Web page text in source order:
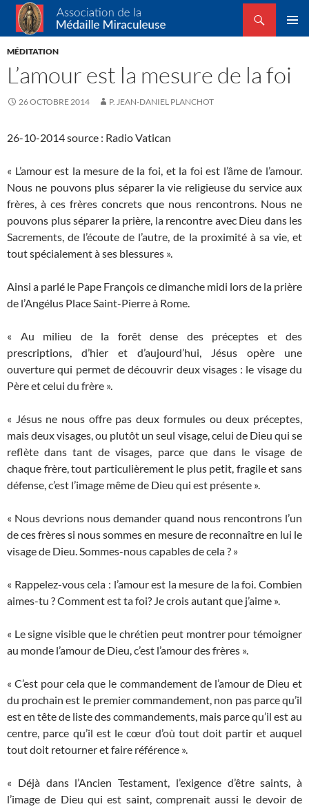
Association de la Médaille Miraculeuse
Recherche
ALLER
AU
MÉDITATION
L’amour est la mesure de la foi
26 OCTOBRE 2014 P. JEAN-DANIEL PLANCHOT
26-10-2014 source : Radio Vatican
« L’amour est la mesure de la foi, et la foi est l’âme de l’amour.
Nous ne pouvons plus séparer la vie religieuse du service aux
frères, à ces frères concrets que nous rencontrons. Nous ne
pouvons plus séparer la prière, la rencontre avec Dieu dans les
Sacrements, de l’écoute de l’autre, de la proximité à sa vie, et
tout spécialement à ses blessures ».
Ainsi a parlé le Pape François ce dimanche midi lors de la prière
de l’Angélus Place Saint-Pierre à Rome.
« Au milieu de la forêt dense des préceptes et des
prescriptions, d’hier et d’aujourd’hui, Jésus opère une
ouverture qui permet de découvrir deux visages : le visage du
Père et celui du frère ».
« Jésus ne nous offre pas deux formules ou deux préceptes,
mais deux visages, ou plutôt un seul visage, celui de Dieu qui se
reflète dans tant de visages, parce que dans le visage de
chaque frère, tout particulièrement le plus petit, fragile et sans
défense, c’est l’image même de Dieu qui est présente ».
« Nous devrions nous demander quand nous rencontrons l’un
de ces frères si nous sommes en mesure de reconnaître en lui le
visage de Dieu. Sommes-nous capables de cela ? »
« Rappelez-vous cela : l’amour est la mesure de la foi. Combien
aimes-tu ? Comment est ta foi? Je crois autant que j’aime ».
« Le signe visible que le chrétien peut montrer pour témoigner
au monde l’amour de Dieu, c’est l’amour des frères ».
« C’est pour cela que le commandement de l’amour de Dieu et
du prochain est le premier commandement, non pas parce qu’il
est en tête de liste des commandements, mais parce qu’il est au
centre, parce qu’il est le cœur d’où tout doit partir et auquel
tout doit retourner et faire référence ».
« Déjà dans l’Ancien Testament, l’exigence d’être saints, à
l’image de Dieu qui est saint, comprenait aussi le devoir de